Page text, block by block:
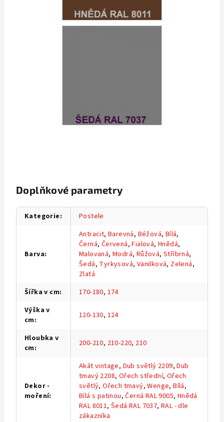
Doplňkové parametry
Kategorie: Postele
Barva:
Antracit,Barevná, Béžová, Bílá,
Černá, Červená,Fialová,Hnědá,
Malovaná,Modrá, Růžová,Stříbrná,
Šedá, Tyrkysová, Vanilková, Zelená,
Zlatá
Šířka v cm: 170-180, 174
Výška v
cm: 120-130, 124
Hloubka v
cm: 200-210, 210-220, 210
Dekor -
moření:
Akát vintage, Dub světlý 2209,Dub
tmavý 2208, Ořech střední, Ořech
světlý,Ořech tmavý,Wenge,Bílá,
Bílá s patinou,Černá RAL 9005, Hnědá
RAL 8011,Šedá RAL 7037,RAL - dle
zákazníka